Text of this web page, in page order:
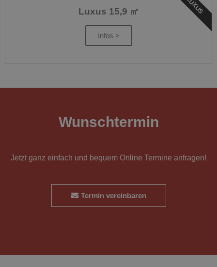
Luxus 15,9 ㎡
Infos >
LUXUS
Wunschtermin
Jetzt ganz einfach und bequem Online Termine anfragen!
Termin vereinbaren